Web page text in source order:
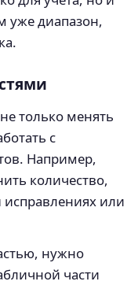
уже диапазон,
только менять
с
Например,
количество,
или
нужно
части